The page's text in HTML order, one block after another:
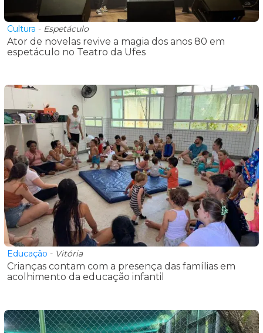
Cultura - Espetáculo
Ator de novelas revive a magia dos anos 80 em
espetáculo no Teatro da Ufes
Educação - Vitória
Crianças contam com a presença das famílias em
acolhimento da educação infantil